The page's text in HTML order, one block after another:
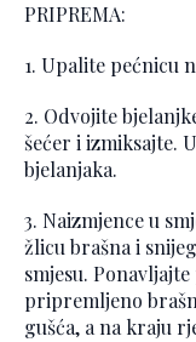
PRIPREMA:
1. Upalite pećnicu
2. Odvojite
šećer i izmiksajte.
bjelanjaka.
3. Naizmjence u
žlicu brašna i
smjesu.
pripremljeno
gušća, a na kraju